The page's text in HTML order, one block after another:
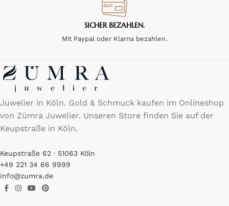
SICHER BEZAHLEN.
Mit Paypal oder Klarna bezahlen.
Juwelier in Köln. Gold & Schmuck kaufen im Onlineshop
von Zümra Juwelier. Unseren Store finden Sie auf der
Keupstraße in Köln.
Keupstraße 62 · 51063 Köln
+49 221 34 66 9999
info@zumra.de